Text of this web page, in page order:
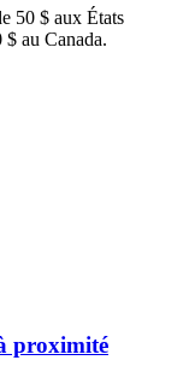
50 $ aux États
$ au Canada.
proximité